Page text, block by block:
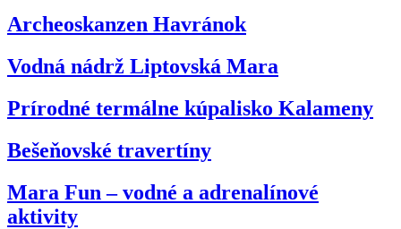
Archeoskanzen Havránok
Vodná nádrž Liptovská Mara
Prírodné termálne kúpalisko Kalameny
Bešeňovské travertíny
Mara Fun – vodné a adrenalínové
aktivity